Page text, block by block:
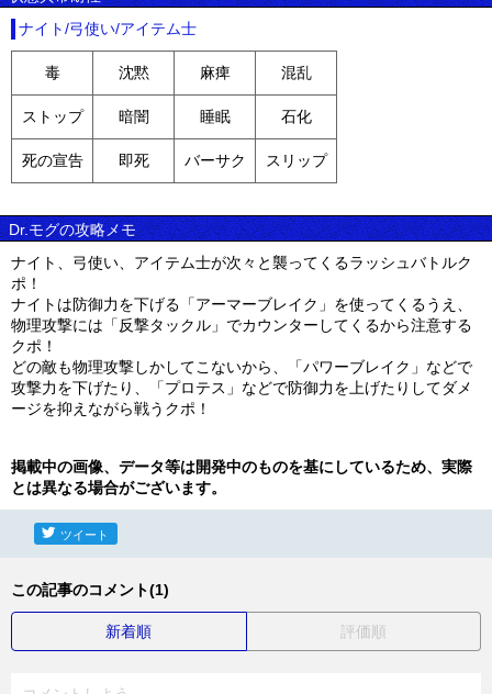
ナイト/弓使い/アイテム士
毒 沈黙 麻痺 混乱
ストップ 暗闇 睡眠 石化
死の宣告 即死 バーサク スリップ
Dr.モグの攻略メモ
ナイト、弓使い、アイテム士が次々と襲ってくるラッシュバトルク
ポ！
ナイトは防御力を下げる「アーマーブレイク」を使ってくるうえ、
物理攻撃には「反撃タックル」でカウンターしてくるから注意する
クポ！
どの敵も物理攻撃しかしてこないから、「パワーブレイク」などで
攻撃力を下げたり、「プロテス」などで防御力を上げたりしてダメ
ージを抑えながら戦うクポ！
掲載中の画像、データ等は開発中のものを基にしているため、実際
とは異なる場合がございます。
ツイート
この記事のコメント(1)
新着順 評価順